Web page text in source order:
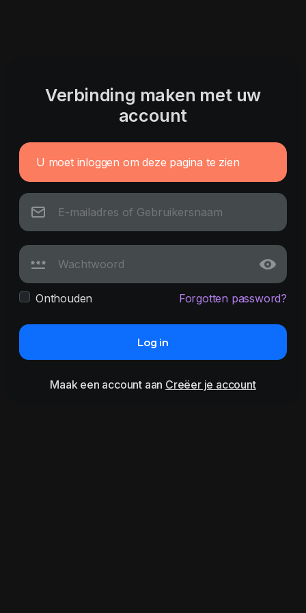
Verbinding maken met uw
account
U moet inloggen om deze pagina te zien
Onthouden Forgotten password?
Log in
Maak een account aan Creëer je account